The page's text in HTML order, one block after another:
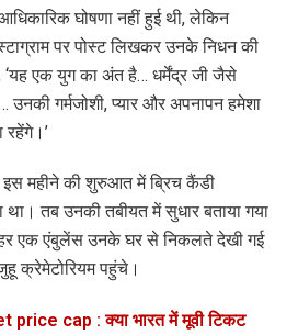
घोषणा नहीं हुई थी, लेकिन
पर पोस्ट लिखकर उनके निधन की
‘यह एक युग का अंत है… धर्मेंद्र जी जैसे
उनकी गर्मजोशी, प्यार और अपनापन हमेशा
रहेंगे।’
इस महीने की शुरुआत में ब्रिच कैंडी
था। तब उनकी तबीयत में सुधार बताया गया
एक एंबुलेंस उनके घर से निकलते देखी गई
क्रेमेटोरियम पहुंचे।
cap : क्या भारत में मूवी टिकट